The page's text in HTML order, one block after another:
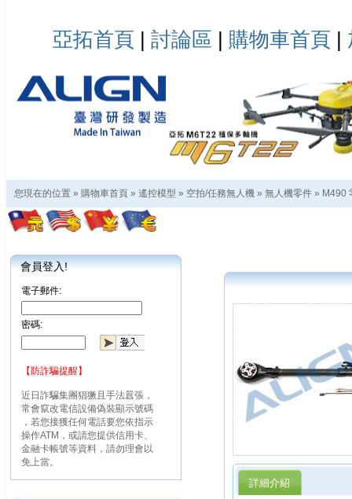
亞拓首頁 | 討論區 | 購物車首頁 |
您現在的位置 » 購物車首頁 » 遙控模型 » 空拍/任務無人機 » 無人機零件 » M490
會員登入!
電子郵件:
密碼:
【防詐騙提醒】
近日詐騙集團猖獗且手法囂張，
常會竄改電信設備偽裝顯示號碼
，若您接獲任何電話要您依指示
操作ATM，或請您提供信用卡、
金融卡帳號等資料，請勿理會以
免上當。
詳細介紹